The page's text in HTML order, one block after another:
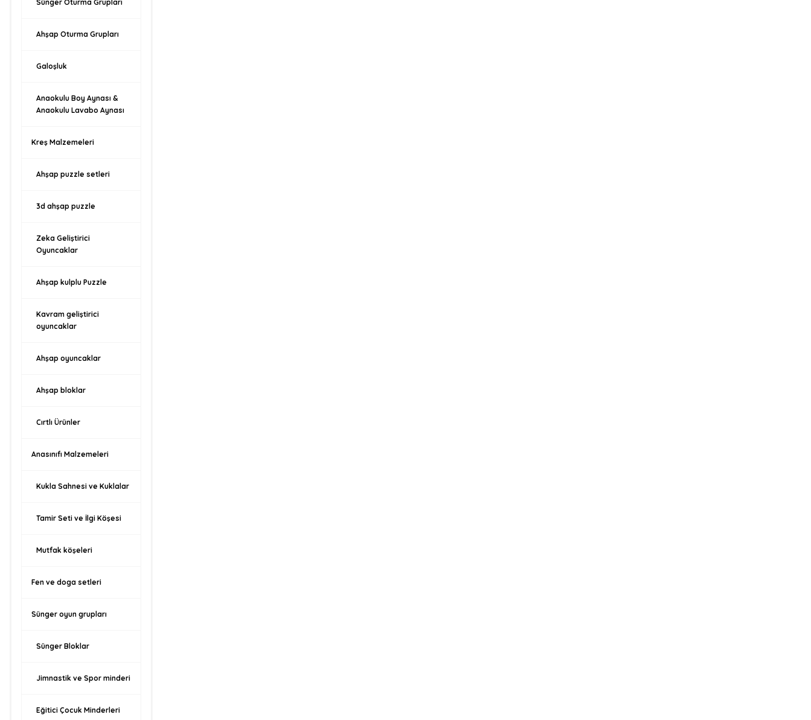
Sünger Oturma Grupları
Ahşap Oturma Grupları
Galoşluk
Anaokulu Boy Aynası &
Anaokulu Lavabo Aynası
Kreş Malzemeleri
Ahşap puzzle setleri
3d ahşap puzzle
Zeka Geliştirici
Oyuncaklar
Ahşap kulplu Puzzle
Kavram geliştirici
oyuncaklar
Ahşap oyuncaklar
Ahşap bloklar
Cırtlı Ürünler
Anasınıfı Malzemeleri
Kukla Sahnesi ve Kuklalar
Tamir Seti ve İlgi Köşesi
Mutfak köşeleri
Fen ve doga setleri
Sünger oyun grupları
Sünger Bloklar
Jimnastik ve Spor minderi
Eğitici Çocuk Minderleri